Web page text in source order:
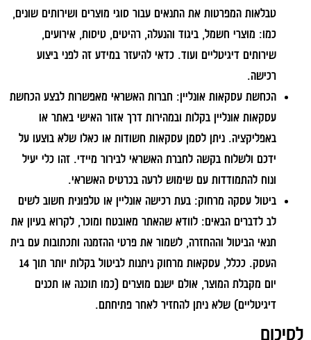
טבלאות המפרטות את התנאים עבור סוגי מוצרים ושירותים שונים,
כמו: מוצרי חשמל, ביגוד והנעלה, רהיטים, טיסות, אירועים,
שירותים דיגיטליים ועוד. כדאי להיעזר במידע זה לפני ביצוע
רכישה.
הכחשת עסקאות אונליין: חברות האשראי מאפשרות לבצע הכחשת
עסקאות אונליין בקלות ובמהירות דרך אזור האישי באתר או
באפליקציה. ניתן לסמן עסקאות חשודות או כאלו שלא בוצעו על
ידכם ולשלוח בקשה לחברת האשראי לבירור מיידי. זהו כלי יעיל
ונוח להתמודדות עם שימוש לרעה בכרטיס האשראי.
ביטול עסקה מרחוק: בעת רכישה אונליין או טלפונית חשוב לשים
לב לדברים הבאים: לוודא שהאתר מאובטח ומוכר, לקרוא בעיון את
תנאי הביטול וההחזרה, לשמור את פרטי ההזמנה ותכתובות עם בית
העסק. ככלל, עסקאות מרחוק ניתנות לביטול בקלות יותר תוך 14
יום מקבלת המוצר, אולם ישנם מוצרים (כמו תוכנה או תכנים
דיגיטליים) שלא ניתן להחזיר לאחר פתיחתם.
לסיכום